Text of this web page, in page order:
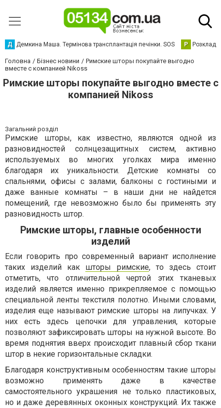
Д Демкина Маша. Термінова трансплантація печінки. SOS Р Розклад
Головна Бізнес новини
Римские шторы покупайте выгодно
вместе с компанией Nikoss
Римские шторы покупайте выгодно вместе с
компанией Nikoss
Загальний розділ
Римские шторы, как известно, являются одной из
разновидностей солнцезащитных систем, активно
используемых во многих уголках мира именно
благодаря их уникальности. Детские комнаты со
спальнями, офисы с залами, балконы с гостиными и
даже ванные комнаты – в наши дни не найдется
помещений, где невозможно было бы применять эту
разновидность штор.
Римские шторы, главные особенности
изделий
Если говорить про современный вариант исполнение
таких изделий как шторы римские, то здесь стоит
отметить, что отличительной чертой этих тканевых
изделий является именно прикрепляемое с помощью
специальной ленты текстиля полотно. Иными словами,
изделия еще называют римские шторы на липучках. У
них есть здесь цепочки для управления, которые
позволяют зафиксировать шторы на нужной высоте. Во
время поднятия вверх происходит плавный сбор ткани
штор в некие горизонтальные складки.
Благодаря конструктивным особенностям такие шторы
возможно применять даже в качестве
самостоятельного украшения не только пластиковых,
но и даже деревянных оконных конструкций. Их также